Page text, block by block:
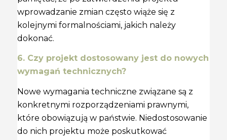
wprowadzanie zmian często wiąże się z
kolejnymi formalnościami, jakich należy
dokonać.
6. Czy projekt dostosowany jest do nowych
wymagań technicznych?
Nowe wymagania techniczne związane są z
konkretnymi rozporządzeniami prawnymi,
które obowiązują w państwie. Niedostosowanie
do nich projektu może poskutkować